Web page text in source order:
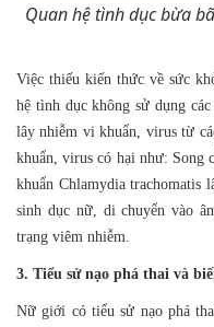
Quan hệ tình dục bừa
Việc thiếu kiến thức về sức
hệ tình dục không sử dụng
lây nhiễm vi khuẩn, virus từ
khuẩn, virus có hại như: Song
khuẩn Chlamydia trachomatis
sinh dục nữ, di chuyển vào
trạng viêm nhiễm.
3. Tiểu sử nạo phá thai và
Nữ giới có tiểu sử nạo phá